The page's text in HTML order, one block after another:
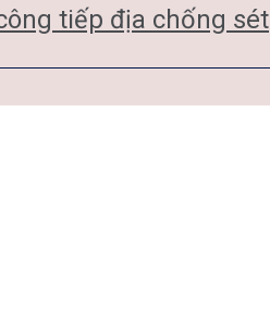
tiếp địa chống sét